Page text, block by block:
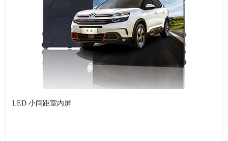
LED 小间距室内屏